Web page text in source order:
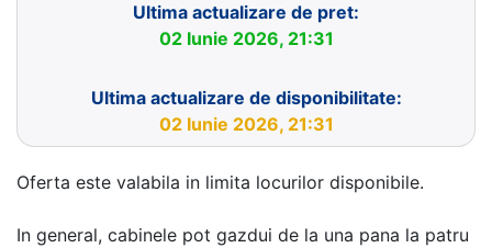
Ultima actualizare de pret:
02 Iunie 2026, 21:31
Ultima actualizare de disponibilitate:
02 Iunie 2026, 21:31
Oferta este valabila in limita locurilor disponibile.
In general, cabinele pot gazdui de la una pana la patru